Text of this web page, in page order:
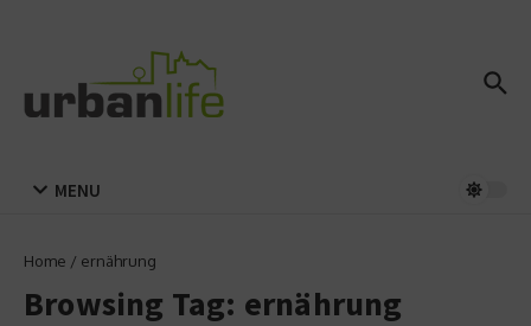
MENU
Home / ernährung
Browsing Tag: ernährung